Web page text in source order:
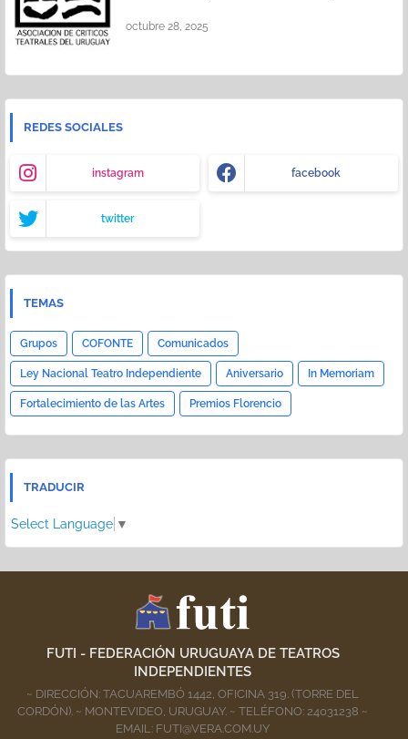
octubre 28, 2025
REDES SOCIALES
instagram facebook
twitter
TEMAS
Grupos COFONTE Comunicados
Ley Nacional Teatro Independiente Aniversario In Memoriam
Fortalecimiento de las Artes Premios Florencio
TRADUCIR
Select Language ▼
FUTI - FEDERACIÓN URUGUAYA DE TEATROS
INDEPENDIENTES
~ DIRECCIÓN: TACUAREMBÓ 1442, OFICINA 319. (TORRE DEL
CORDÓN). ~ MONTEVIDEO, URUGUAY. ~ TELÉFONO: 24031238 ~
EMAIL: FUTI@VERA.COM.UY